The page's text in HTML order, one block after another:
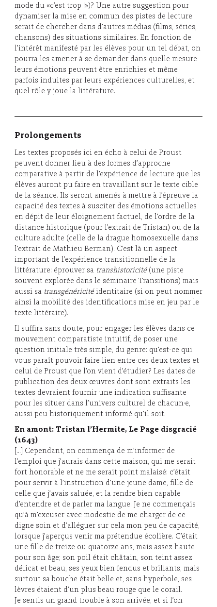
mode du «c’est trop !»)? Une autre suggestion pour
dynamiser la mise en commun des pistes de lecture
serait de chercher dans d’autres médias (films, séries,
chansons) des situations similaires. En fonction de
l’intérêt manifesté par les élèves pour un tel débat, on
pourra les amener à se demander dans quelle mesure
leurs émotions peuvent être enrichies et même
parfois induites par leurs expériences culturelles, et
quel rôle y joue la littérature.
Prolongements
Les textes proposés ici en écho à celui de Proust
peuvent donner lieu à des formes d’approche
comparative à partir de l’expérience de lecture que les
élèves auront pu faire en travaillant sur le texte cible
de la séance. Ils seront amenés à mettre à l’épreuve la
capacité des textes à susciter des émotions actuelles
en dépit de leur éloignement factuel, de l’ordre de la
distance historique (pour l’extrait de Tristan) ou de la
culture adulte (celle de la drague homosexuelle dans
l’extrait de Mathieu Berman). C’est là un aspect
important de l’expérience transitionnelle de la
littérature: éprouver sa transhistoricité(une piste
souvent explorée dans le séminaire Transitions) mais
aussi sa transgénéricitéidentitaire (si on peut nommer
ainsi la mobilité des identifications mise en jeu par le
texte littéraire).
Il suffira sans doute, pour engager les élèves dans ce
mouvement comparatiste intuitif, de poser une
question initiale très simple, du genre: qu’est-ce qui
vous paraît pouvoir faire lien entre ces deux textes et
celui de Proust que l’on vient d’étudier? Les dates de
publication des deux œuvres dont sont extraits les
textes devraient fournir une indication suffisante
pour les situer dans l’univers culturel de chacun·e,
aussi peu historiquement informé qu’il soit.
En amont: Tristan l’Hermite, Le Page disgracié
(1643)
[…] Cependant, on commença de m’informer de
l’emploi que j’aurais dans cette maison, qui me serait
fort honorable et ne me serait point malaisé: c’était
pour servir à l’instruction d’une jeune dame, fille de
celle que j’avais saluée, et la rendre bien capable
d’entendre et de parler ma langue. Je ne commençais
qu’à m’excuser avec modestie de me charger de ce
digne soin et d’alléguer sur cela mon peu de capacité,
lorsque j’aperçus venir ma prétendue écolière. C’était
une fille de treize ou quatorze ans, mais assez haute
pour son âge; son poil était châtain, son teint assez
délicat et beau, ses yeux bien fendus et brillants, mais
surtout sa bouche était belle et, sans hyperbole, ses
lèvres étaient d’un plus beau rouge que le corail.
Je sentis un grand trouble à son arrivée, et si l’on